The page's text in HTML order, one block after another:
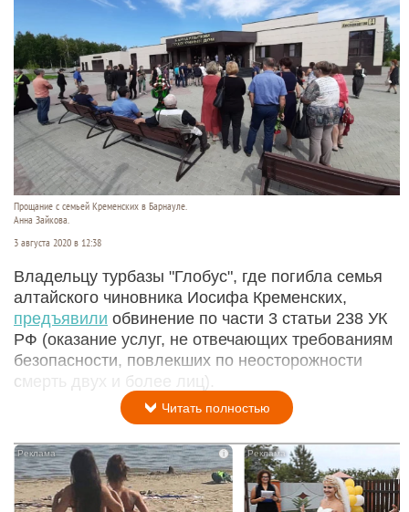
Прощание с семьей Кременских в Барнауле.
Анна Зайкова.
3 августа 2020 в 12:38
Владельцу турбазы "Глобус", где погибла семья
алтайского чиновника Иосифа Кременских,
предъявили обвинение по части 3 статьи 238 УК
РФ (оказание услуг, не отвечающих требованиям
безопасности, повлекших по неосторожности
смерть двух и более лиц).
Читать полностью
i